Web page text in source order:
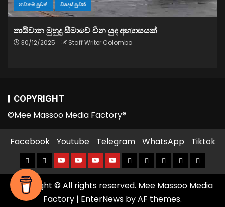
නවතම පුවත් විදෙස් පුවත්
තායිවාන මුහුදු සීමාවේ චීන යුද අභ්‍යාසයක්
30/12/2025 Staff Writer Colombo
COPYRIGHT
©Mee Massoo Media Factory®
Facebook Youtube Telegram WhatsApp Tiktok
Copyright © All rights reserved. Mee Massoo Media
Factory | EnterNews by AF themes.